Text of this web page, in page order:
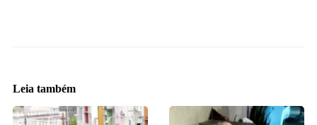
Leia também